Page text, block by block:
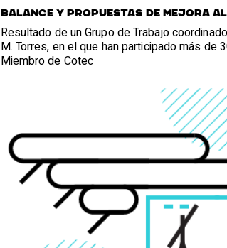
Balance y propuestas de mejora al
Resultado de un Grupo de Trabajo
M. Torres, en el que han participado más de
Miembro de Cotec